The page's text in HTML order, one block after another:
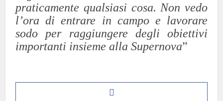
praticamente qualsiasi cosa. Non vedo
l’ora di entrare in campo e lavorare
sodo per raggiungere degli obiettivi
importanti insieme alla Supernova”